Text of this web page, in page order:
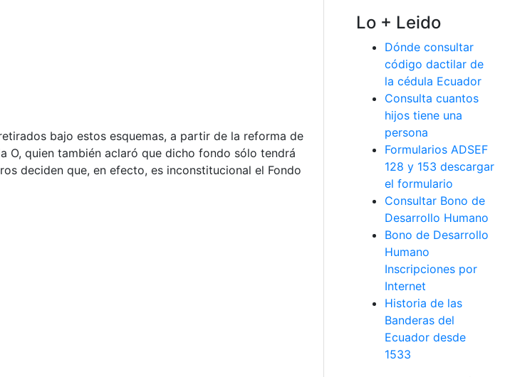
bajo estos esquemas, a partir de la reforma de
O, quien también aclaró que dicho fondo sólo tendrá
deciden que, en efecto, es inconstitucional el Fondo
Lo + Leido
Dónde consultar
código dactilar de
la cédula Ecuador
Consulta cuantos
hijos tiene una
persona
Formularios ADSEF
128 y 153 descargar
el formulario
Consultar Bono de
Desarrollo Humano
Bono de Desarrollo
Humano
Inscripciones por
Internet
Historia de las
Banderas del
Ecuador desde
1533